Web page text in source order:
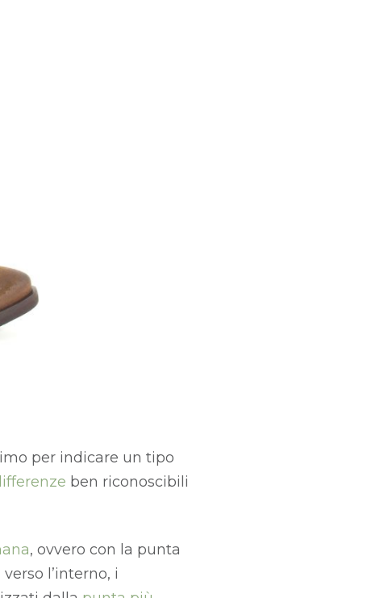
per indicare un tipo
ben riconoscibili
, ovvero con la punta
l’interno, i